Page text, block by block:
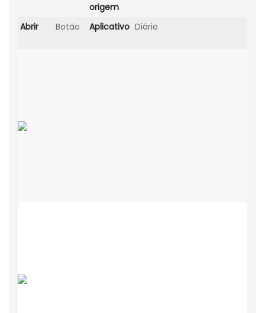
origem
Abrir Botão Aplicativo Diário